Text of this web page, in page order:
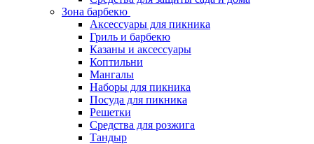
Зона барбекю
Аксессуары для пикника
Гриль и барбекю
Казаны и аксессуары
Коптильни
Мангалы
Наборы для пикника
Посуда для пикника
Решетки
Средства для розжига
Тандыр